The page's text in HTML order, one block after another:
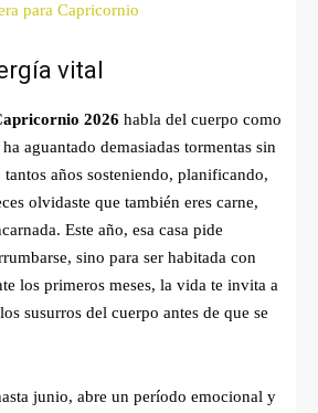
para Capricornio
vital
2026 habla del cuerpo como
aguantado demasiadas tormentas sin
años sosteniendo, planificando,
olvidaste que también eres carne,
Este año, esa casa pide
sino para ser habitada con
los primeros meses, la vida te invita a
susurros del cuerpo antes de que se
junio, abre un período emocional y